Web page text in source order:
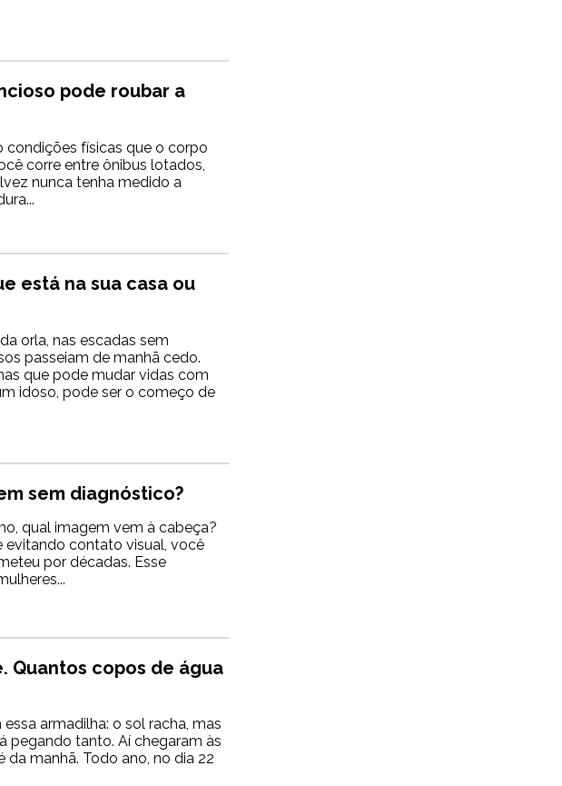
pode roubar a
condições físicas que o corpo
corre entre ônibus lotados,
nunca tenha medido a
está na sua casa ou
orla, nas escadas sem
passeiam de manhã cedo.
que pode mudar vidas com
idoso, pode ser o começo de
sem diagnóstico?
qual imagem vem à cabeça?
evitando contato visual, você
por décadas. Esse
Quantos copos de água
armadilha: o sol racha, mas
pegando tanto. Aí chegaram às
manhã. Todo ano, no dia 22